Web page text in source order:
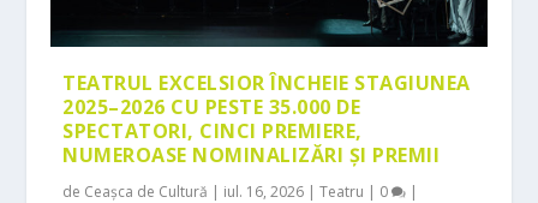
TEATRUL EXCELSIOR ÎNCHEIE STAGIUNEA
2025–2026 CU PESTE 35.000 DE
SPECTATORI, CINCI PREMIERE,
NUMEROASE NOMINALIZĂRI ȘI PREMII
de Ceașca de Cultură | iul. 16, 2026 |Teatru | 0 |